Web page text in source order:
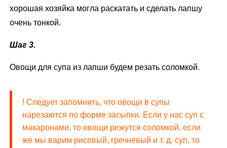
хорошая хозяйка могла раскатать и сделать лапшу
очень тонкой.
Шаг 3.
Овощи для супа из лапши будем резать соломкой.
! Следует запомнить, что овощи в супы
нарезаются по форме засыпки. Если у нас суп с
макаронами, то овощи режутся соломкой, если
же мы варим рисовый, гречневый и т. д. суп, то